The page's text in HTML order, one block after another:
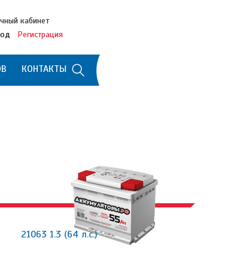
кабинет
Регистрация
КОНТАКТЫ
21063 1.3 (64 л.с.)